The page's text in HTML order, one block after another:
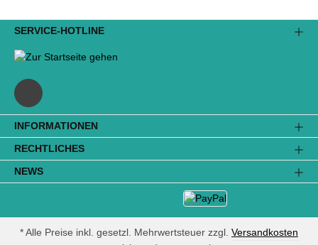
SERVICE-HOTLINE
INFORMATIONEN
RECHTLICHES
NEWS
* Alle Preise inkl. gesetzl. Mehrwertsteuer zzgl. Versandkosten